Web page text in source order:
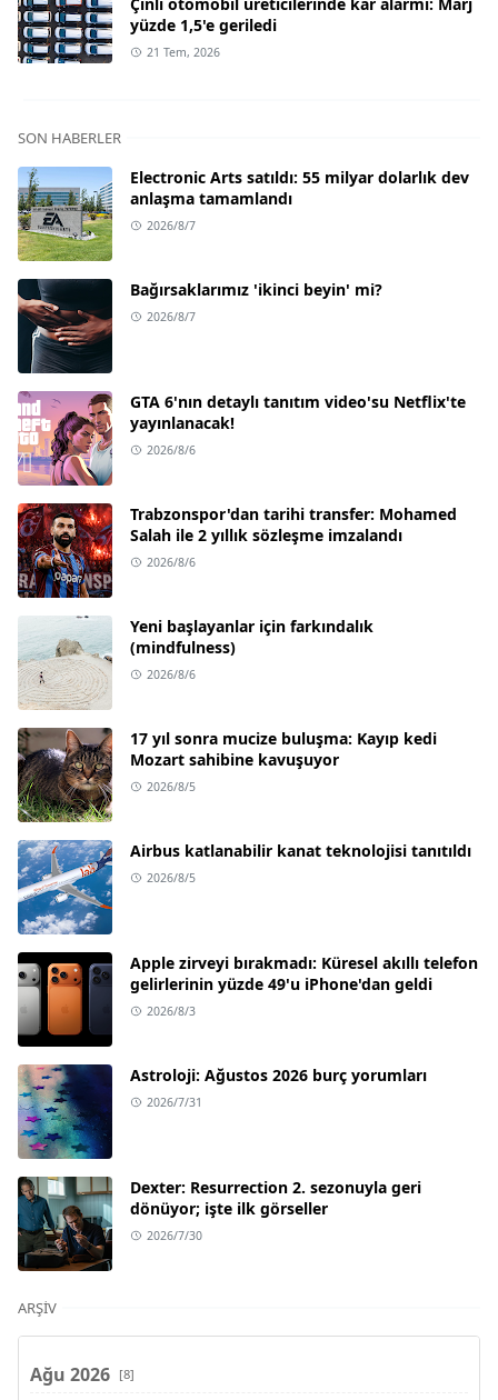
yüzde 1,5'e geriledi
21 Tem, 2026
SON HABERLER
Electronic Arts satıldı: 55 milyar dolarlık dev
anlaşma tamamlandı
2026/8/7
Bağırsaklarımız 'ikinci beyin' mi?
2026/8/7
GTA 6'nın detaylı tanıtım video'su Netflix'te
yayınlanacak!
2026/8/6
Trabzonspor'dan tarihi transfer: Mohamed
Salah ile 2 yıllık sözleşme imzalandı
2026/8/6
Yeni başlayanlar için farkındalık
(mindfulness)
2026/8/6
17 yıl sonra mucize buluşma: Kayıp kedi
Mozart sahibine kavuşuyor
2026/8/5
Airbus katlanabilir kanat teknolojisi tanıtıldı
2026/8/5
Apple zirveyi bırakmadı: Küresel akıllı telefon
gelirlerinin yüzde 49'u iPhone'dan geldi
2026/8/3
Astroloji: Ağustos 2026 burç yorumları
2026/7/31
Dexter: Resurrection 2. sezonuyla geri
dönüyor; işte ilk görseller
2026/7/30
ARŞIV
Ağu 2026 [8]